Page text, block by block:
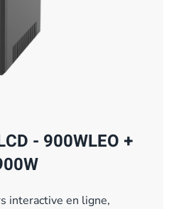
- 900WLEO +
interactive en ligne,